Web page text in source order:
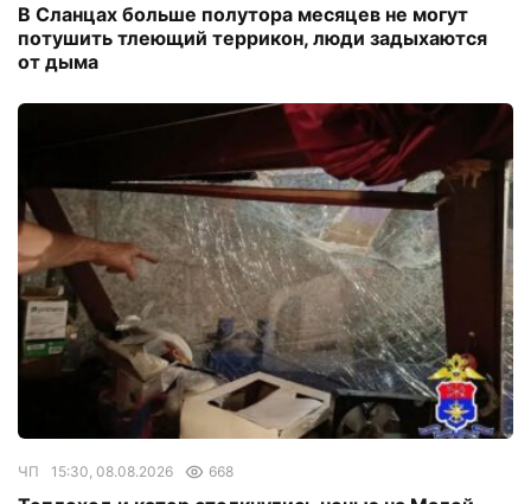
В Сланцах больше полутора месяцев не могут
потушить тлеющий террикон, люди задыхаются
от дыма
ЧП 15:30, 08.08.2026 668